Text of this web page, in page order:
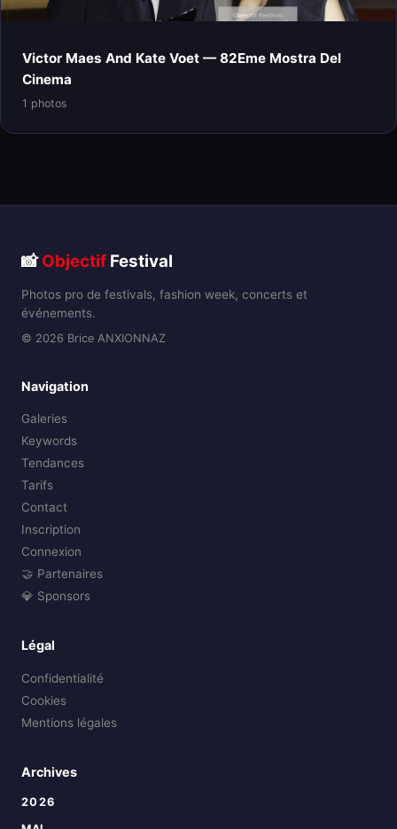
Victor Maes And Kate Voet — 82Eme Mostra Del
Cinema
1 photos
📸Objectif Festival
Photos pro de festivals, fashion week, concerts et
événements.
© 2026 Brice ANXIONNAZ
Navigation
Galeries
Keywords
Tendances
Tarifs
Contact
Inscription
Connexion
🤝 Partenaires
💎 Sponsors
Légal
Confidentialité
Cookies
Mentions légales
Archives
2026